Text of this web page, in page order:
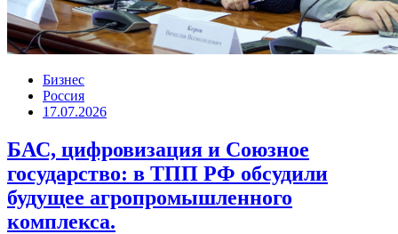
Бизнес
Россия
17.07.2026
БАС, цифровизация и Союзное
государство: в ТПП РФ обсудили
будущее агропромышленного
комплекса.